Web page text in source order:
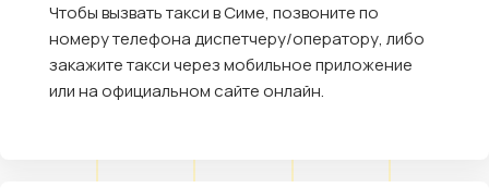
Чтобы вызвать такси в Симе, позвоните по
номеру телефона диспетчеру/оператору, либо
закажите такси через мобильное приложение
или на официальном сайте онлайн.